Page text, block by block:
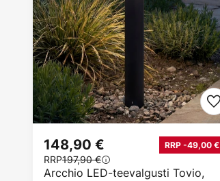
Arcchio LED-teevalgusti Tovio,
148,90 € RRP -49,00 €
RRP197,90 €